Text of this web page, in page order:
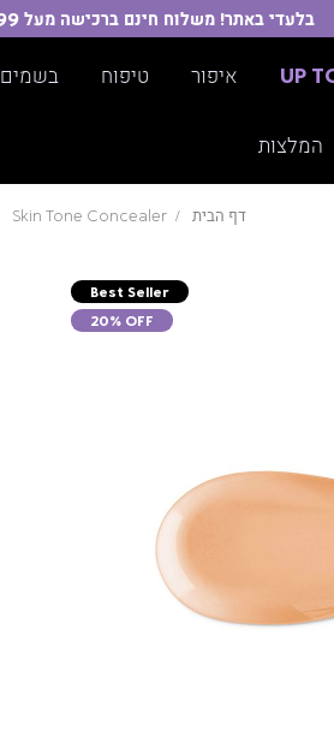
בלעדי באתר! משלוח חינם ברכישה מעל 199 ש"ח >>
UP איפור טיפוח בשמים
המלצות
דף הבית Skin Tone Concealer
Best Seller
20% OFF